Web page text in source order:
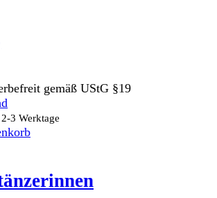
gemäß UStG §19
3 Werktage